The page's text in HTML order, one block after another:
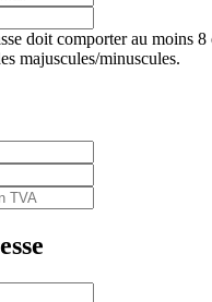
doit comporter au moins 8
majuscules/minuscules.